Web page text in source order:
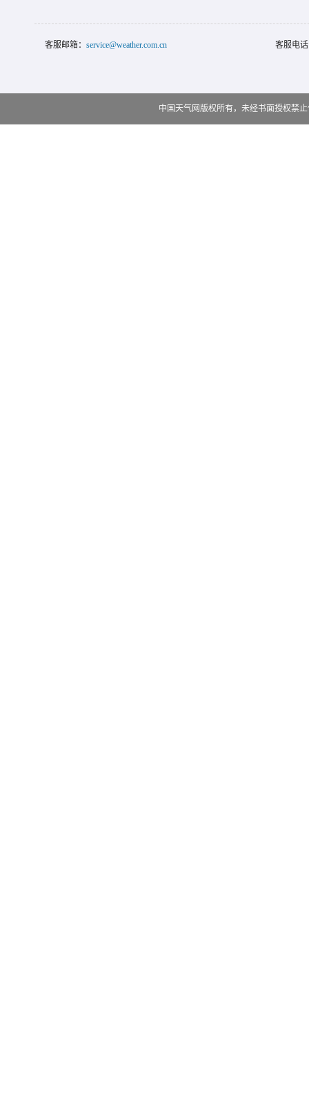
客服邮箱： service@weather.com.cn 客服电
中国天气网版权所有，未经书面授权